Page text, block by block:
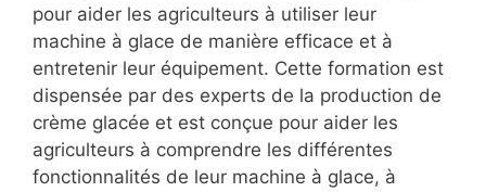
pour aider les agriculteurs à utiliser leur
machine à glace de manière efficace et à
entretenir leur équipement. Cette formation est
dispensée par des experts de la production de
crème glacée et est conçue pour aider les
agriculteurs à comprendre les différentes
fonctionnalités de leur machine à glace, à